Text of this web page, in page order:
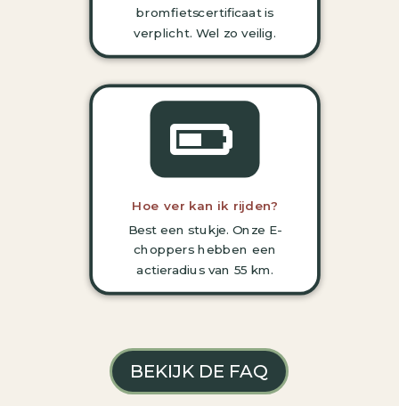
bromfietscertificaat is
verplicht. Wel zo veilig.

Hoe ver kan ik rijden?
Best een stukje. Onze E-
choppers hebben een
actieradius van 55 km.
BEKIJK DE FAQ